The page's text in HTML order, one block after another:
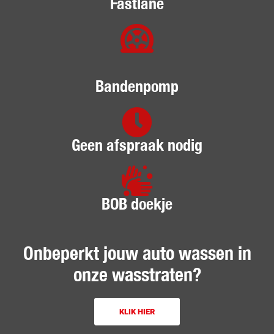
Bandenpomp
Geen afspraak nodig
BOB doekje
Onbeperkt jouw auto wassen in
onze wasstraten?
KLIK HIER